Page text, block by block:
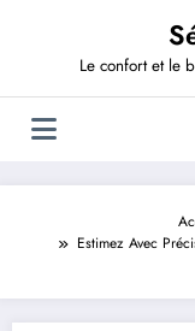
Le confort et le
Estimez Avec